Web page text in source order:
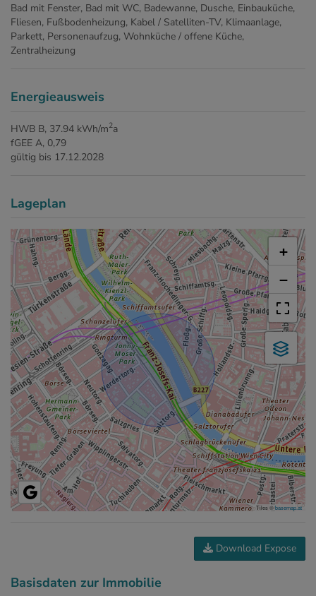
Bad mit Fenster Bad mit WC Badewanne Dusche Einbauküche
Fliesen Fußbodenheizung Kabel / Satelliten-TV Klimaanlage
Parkett Personenaufzug Wohnküche / offene Küche
Zentralheizung
Energieausweis
HWB B, 37.94 kWh/m2a
fGEE A, 0,79
gültig bis 17.12.2028
Lageplan
+
−
Tiles ©basemap.at
Download Expose
Basisdaten zur Immobilie